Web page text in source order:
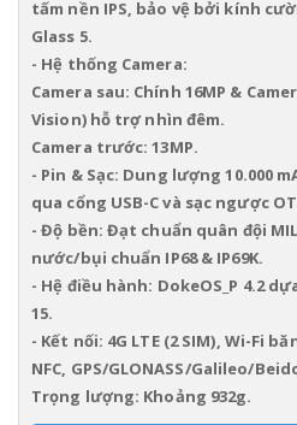
tấm nền IPS, bảo vệ bởi kính
Glass 5.
- Hệ thống Camera:
Camera sau: Chính 16MP &
Vision) hỗ trợ nhìn đêm.
Camera trước: 13MP.
- Pin & Sạc: Dung lượng 10.000
qua cổng USB-C và sạc ngược
- Độ bền: Đạt chuẩn quân đội
nước/bụi chuẩn IP68 & IP69K.
- Hệ điều hành: DokeOS_P 4.2
15.
- Kết nối: 4G LTE (2 SIM), Wi-Fi
NFC, GPS/GLONASS/Galileo/
Trọng lượng: Khoảng 932g.